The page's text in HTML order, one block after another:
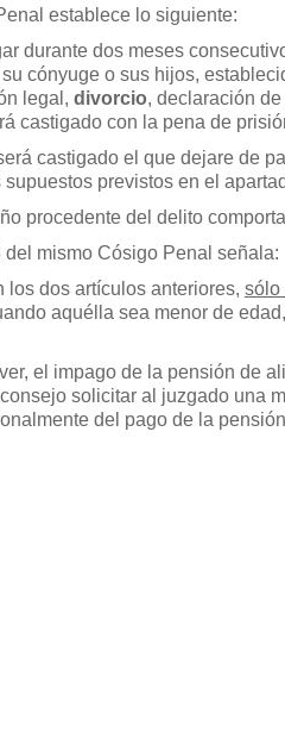
establece lo siguiente:
durante dos meses
cónyuge o sus hijos,
legal, divorcio, declaración
castigado con la pena de
castigado el que dejare de
previstos en el
procedente del delito
del mismo Cósigo Penal señala:
los dos artículos anteriores, sólo
aquélla sea menor de
el impago de la pensión de
solicitar al juzgado una
del pago de la